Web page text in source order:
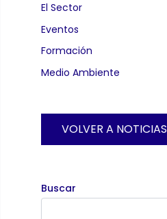
El Sector
Eventos
Formación
Medio Ambiente
VOLVER A NOTICIAS
Buscar